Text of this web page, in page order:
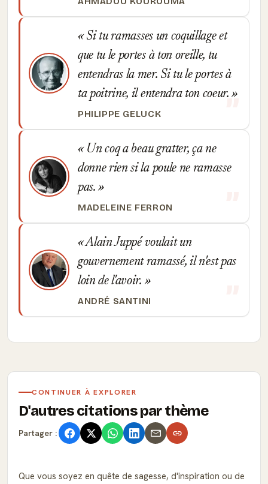
Si tu ramasses un coquillage et
que tu le portes à ton oreille, tu
entendras la mer. Si tu le portes à
ta poitrine, il entendra ton coeur.
PHILIPPE GELUCK
Un coq a beau gratter, ça ne
donne rien si la poule ne ramasse
pas.
MADELEINE FERRON
Alain Juppé voulait un
gouvernement ramassé, il n'est pas
loin de l'avoir.
ANDRÉ SANTINI
CONTINUER À EXPLORER
D'autres citations par thème
Partager :
Que vous soyez en quête de sagesse, d'inspiration ou de